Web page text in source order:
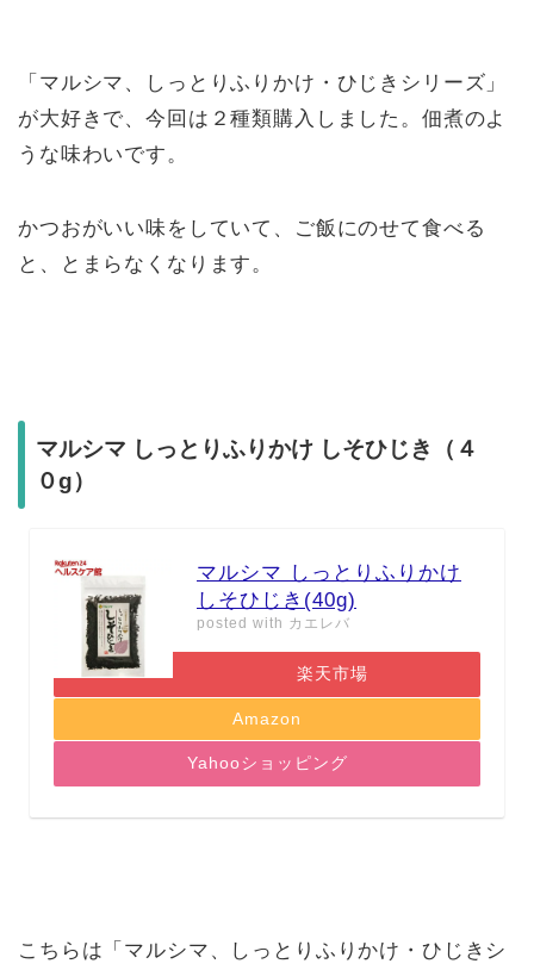
「マルシマ、しっとりふりかけ・ひじきシリーズ」
が大好きで、今回は２種類購入しました。佃煮のよ
うな味わいです。
かつおがいい味をしていて、ご飯にのせて食べる
と、とまらなくなります。
マルシマ しっとりふりかけ しそひじき（４
０g）
マルシマ しっとりふりかけ
しそひじき(40g)
posted with カエレバ
楽天市場
Amazon
Yahooショッピング
こちらは「マルシマ、しっとりふりかけ・ひじきシ